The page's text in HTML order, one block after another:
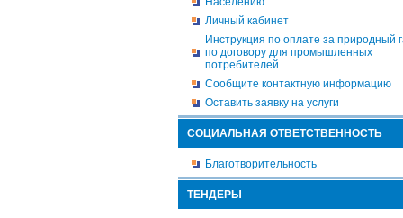
Личный кабинет
Инструкция по оплате за природный
по договору для промышленных
потребителей
Сообщите контактную информацию
Оставить заявку на услуги
СОЦИАЛЬНАЯ ОТВЕТСТВЕННОСТЬ
Благотворительность
ТЕНДЕРЫ